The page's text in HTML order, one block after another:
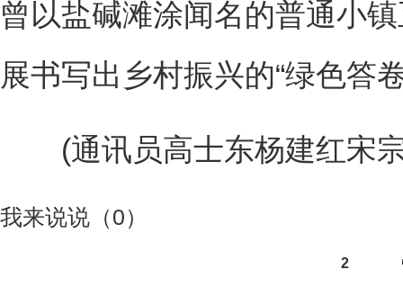
曾以盐碱滩涂闻名的普通小
展书写出乡村振兴的“绿色答
(通讯员高士东杨建红宋
我来说说（0）
2